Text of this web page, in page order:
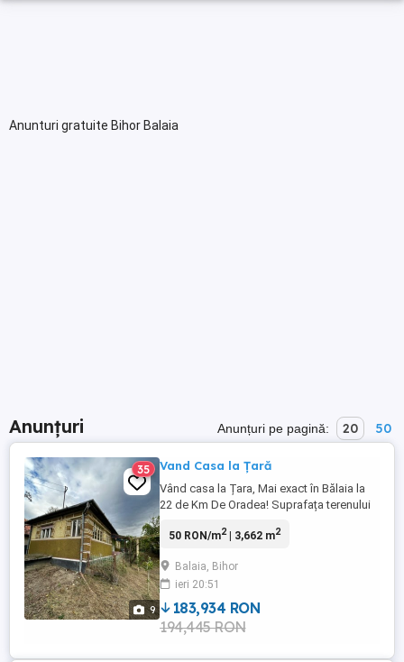
Anunturi gratuite Bihor Balaia
Anunțuri Anunțuri pe pagină: 20 50
9
35 Vand Casa la Țară
Vând casa la Țara, Mai exact în Bălaia la
22 de Km De Oradea! Suprafața terenului
sunați la zero zero trei patru șase patru
50 RON/m2| 3,662 m2
Balaia, Bihor
ieri 20:51
183,934 RON
194,445 RON